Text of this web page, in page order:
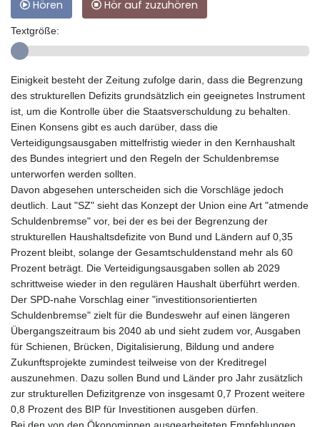
Hören Hör auf zuzuhören
Textgröße:
Einigkeit besteht der Zeitung zufolge darin, dass die Begrenzung
des strukturellen Defizits grundsätzlich ein geeignetes Instrument
ist, um die Kontrolle über die Staatsverschuldung zu behalten.
Einen Konsens gibt es auch darüber, dass die
Verteidigungsausgaben mittelfristig wieder in den Kernhaushalt
des Bundes integriert und den Regeln der Schuldenbremse
unterworfen werden sollten.
Davon abgesehen unterscheiden sich die Vorschläge jedoch
deutlich. Laut "SZ" sieht das Konzept der Union eine Art "atmende
Schuldenbremse" vor, bei der es bei der Begrenzung der
strukturellen Haushaltsdefizite von Bund und Ländern auf 0,35
Prozent bleibt, solange der Gesamtschuldenstand mehr als 60
Prozent beträgt. Die Verteidigungsausgaben sollen ab 2029
schrittweise wieder in den regulären Haushalt überführt werden.
Der SPD-nahe Vorschlag einer "investitionsorientierten
Schuldenbremse" zielt für die Bundeswehr auf einen längeren
Übergangszeitraum bis 2040 ab und sieht zudem vor, Ausgaben
für Schienen, Brücken, Digitalisierung, Bildung und andere
Zukunftsprojekte zumindest teilweise von der Kreditregel
auszunehmen. Dazu sollen Bund und Länder pro Jahr zusätzlich
zur strukturellen Defizitgrenze von insgesamt 0,7 Prozent weitere
0,8 Prozent des BIP für Investitionen ausgeben dürfen.